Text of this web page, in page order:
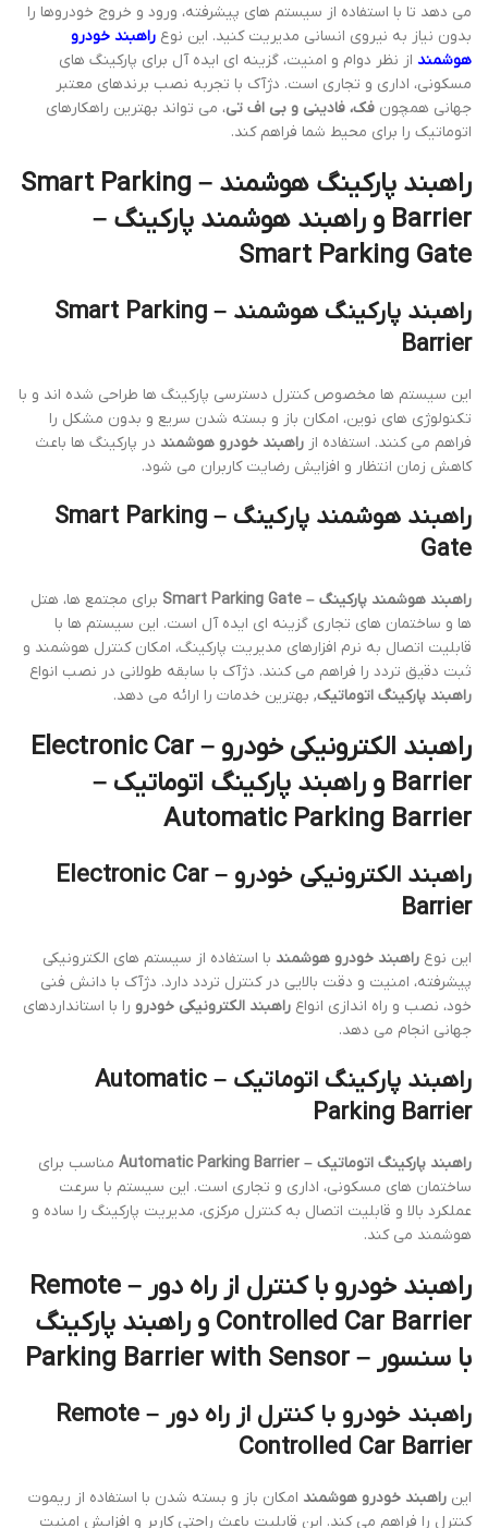
می دهد تا با استفاده از سیستم های پیشرفته، ورود و خروج خودروها را
بدون نیاز به نیروی انسانی مدیریت کنید. این نوع راهبند خودرو
هوشمند از نظر دوام و امنیت، گزینه ای ایده آل برای پارکینگ های
مسکونی، اداری و تجاری است. دژآک با تجربه نصب برندهای معتبر
جهانی همچون فک، فادینی و بی اف تی، می تواند بهترین راهکارهای
اتوماتیک را برای محیط شما فراهم کند.
راهبند پارکینگ هوشمند – Smart Parking
Barrier و راهبند هوشمند پارکینگ –
Smart Parking Gate
راهبند پارکینگ هوشمند – Smart Parking
Barrier
این سیستم ها مخصوص کنترل دسترسی پارکینگ ها طراحی شده اند و با
تکنولوژی های نوین، امکان باز و بسته شدن سریع و بدون مشکل را
فراهم می کنند. استفاده از راهبند خودرو هوشمند در پارکینگ ها باعث
کاهش زمان انتظار و افزایش رضایت کاربران می شود.
راهبند هوشمند پارکینگ – Smart Parking
Gate
راهبند هوشمند پارکینگ – Smart Parking Gate
برای مجتمع ها، هتل
ها و ساختمان های تجاری گزینه ای ایده آل است. این سیستم ها با
قابلیت اتصال به نرم افزارهای مدیریت پارکینگ، امکان کنترل هوشمند و
ثبت دقیق تردد را فراهم می کنند. دژآک با سابقه طولانی در نصب انواع
راهبند پارکینگ اتوماتیک, بهترین خدمات را ارائه می دهد.
راهبند الکترونیکی خودرو – Electronic Car
Barrier و راهبند پارکینگ اتوماتیک –
Automatic Parking Barrier
راهبند الکترونیکی خودرو – Electronic Car
Barrier
این نوع راهبند خودرو هوشمند با استفاده از سیستم های الکترونیکی
پیشرفته، امنیت و دقت بالایی در کنترل تردد دارد. دژآک با دانش فنی
خود، نصب و راه اندازی انواع راهبند الکترونیکی خودرو را با استانداردهای
جهانی انجام می دهد.
راهبند پارکینگ اتوماتیک – Automatic
Parking Barrier
راهبند پارکینگ اتوماتیک – Automatic Parking Barrier
مناسب برای
ساختمان های مسکونی، اداری و تجاری است. این سیستم با سرعت
عملکرد بالا و قابلیت اتصال به کنترل مرکزی، مدیریت پارکینگ را ساده و
هوشمند می کند.
راهبند خودرو با کنترل از راه دور – Remote
Controlled Car Barrier و راهبند پارکینگ
با سنسور – Parking Barrier with Sensor
راهبند خودرو با کنترل از راه دور – Remote
Controlled Car Barrier
این راهبند خودرو هوشمند امکان باز و بسته شدن با استفاده از ریموت
کنترل را فراهم می کند. این قابلیت باعث راحتی کاربر و افزایش امنیت